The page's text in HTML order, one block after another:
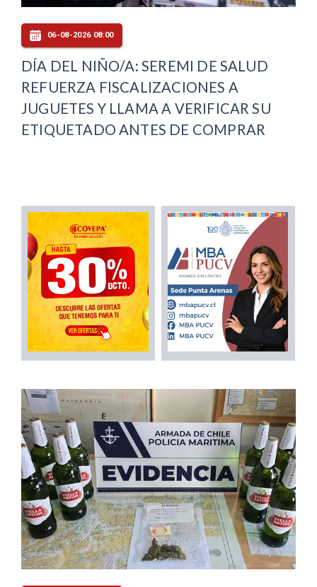
06-08-2026 08:00
DÍA DEL NIÑO/A: SEREMI DE SALUD
REFUERZA FISCALIZACIONES A
JUGUETES Y LLAMA A VERIFICAR SU
ETIQUETADO ANTES DE COMPRAR